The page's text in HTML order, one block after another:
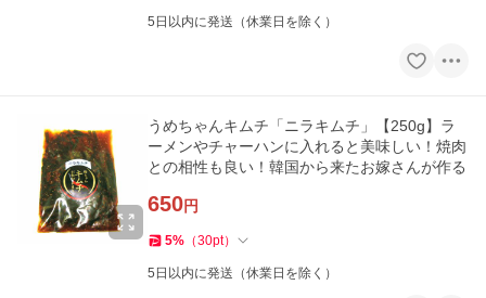
5日以内に発送（休業日を除く）
うめちゃんキムチ「ニラキムチ」【250g】ラ
ーメンやチャーハンに入れると美味しい！焼肉
との相性も良い！韓国から来たお嫁さんが作る
650円
5% （30pt）
5日以内に発送（休業日を除く）